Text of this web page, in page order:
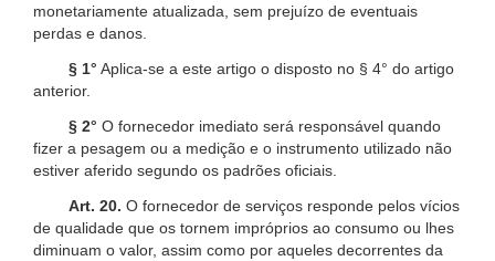
monetariamente atualizada, sem prejuízo de eventuais
perdas e danos.
§ 1° Aplica-se a este artigo o disposto no § 4° do artigo
anterior.
§ 2° O fornecedor imediato será responsável quando
fizer a pesagem ou a medição e o instrumento utilizado não
estiver aferido segundo os padrões oficiais.
Art. 20. O fornecedor de serviços responde pelos vícios
de qualidade que os tornem impróprios ao consumo ou lhes
diminuam o valor, assim como por aqueles decorrentes da